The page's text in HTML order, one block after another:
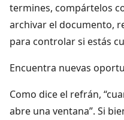
termines, compártelos
archivar el documento,
para controlar si estás
Encuentra nuevas
Como dice el refrán,
abre una ventana”. Si